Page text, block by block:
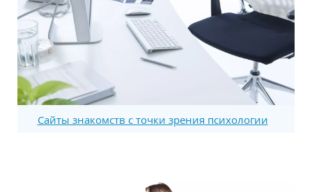
Сайты знакомств с точки зрения психологии